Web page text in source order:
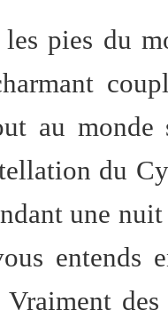
pies du
au monde
du
une
entends